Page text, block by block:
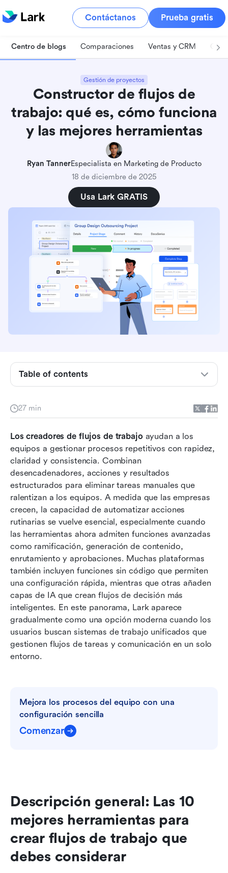
Contáctanos Prueba gratis
Centro de blogs Comparaciones Ventas y CRM
Gestión de proyectos
Constructor de flujos de
trabajo: qué es, cómo funciona
y las mejores herramientas
Ryan TannerEspecialista en Marketing de Producto
18 de diciembre de 2025
Usa Lark GRATIS
27 min
Los creadores de flujos de trabajo ayudan a los
equipos a gestionar procesos repetitivos con rapidez,
claridad y consistencia. Combinan
desencadenadores, acciones y resultados
estructurados para eliminar tareas manuales que
ralentizan a los equipos. A medida que las empresas
crecen, la capacidad de automatizar acciones
rutinarias se vuelve esencial, especialmente cuando
las herramientas ahora admiten funciones avanzadas
como ramificación, generación de contenido,
enrutamiento y aprobaciones. Muchas plataformas
también incluyen funciones sin código que permiten
una configuración rápida, mientras que otras añaden
capas de IA que crean flujos de decisión más
inteligentes. En este panorama, Lark aparece
gradualmente como una opción moderna cuando los
usuarios buscan sistemas de trabajo unificados que
gestionen flujos de tareas y comunicación en un solo
entorno.
Mejora los procesos del equipo con una
configuración sencilla
Comenzar
Descripción general: Las 10
mejores herramientas para
crear flujos de trabajo que
debes considerar
Table of contents
Descripción general: Las 10 mejores
¿Qué es un generador de flujos de trabajo?
trabajo: Componentes principales
trabajo
Características clave que buscar en un creador
de flujos de trabajo moderno
Lista completa: Los 10 mejores creadores de
flujos de trabajo elegidos para ti
Beneficios de usar un creador de flujos de
trabajo
Errores comunes que se deben evitar en el
creador de flujos de trabajo gratuito
Conclusión
Preguntas frecuentes
Lecturas relacionadas